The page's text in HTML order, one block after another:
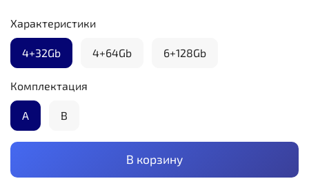
В корзину
Характеристики
4+32Gb 4+64Gb 6+128Gb
Комплектация
А B